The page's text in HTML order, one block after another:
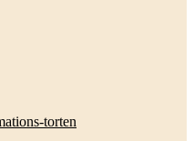
torten